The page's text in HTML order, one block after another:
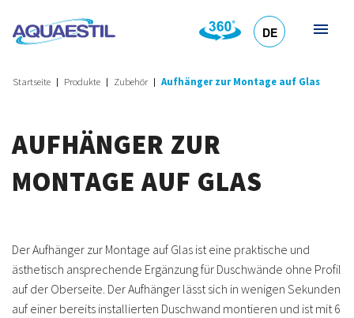
DE
Startseite Produkte Zubehör Aufhänger zur Montage auf Glas
AUFHÄNGER ZUR
MONTAGE AUF GLAS
Der Aufhänger zur Montage auf Glas ist eine praktische und
ästhetisch ansprechende Ergänzung für Duschwände ohne Profil
auf der Oberseite. Der Aufhänger lässt sich in wenigen Sekunden
auf einer bereits installierten Duschwand montieren und ist mit 6